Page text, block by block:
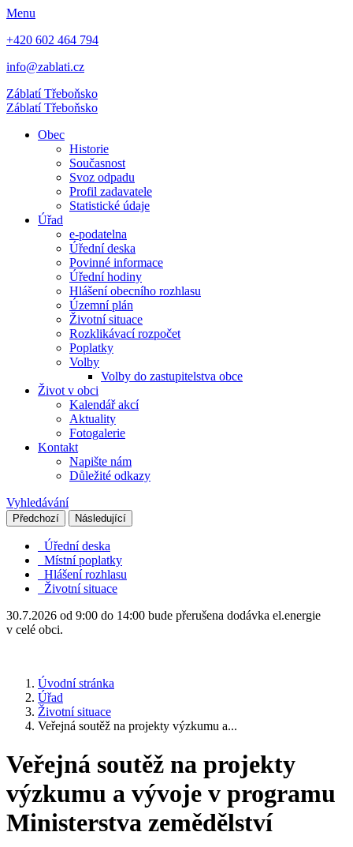
Menu
+420 602 464 794
info@zablati.cz
ZáblatíTřeboňsko
ZáblatíTřeboňsko
Obec
Historie
Současnost
Svoz odpadu
Profil zadavatele
Statistické údaje
Úřad
e-podatelna
Úřední deska
Povinné informace
Úřední hodiny
Hlášení obecního rozhlasu
Územní plán
Životní situace
Rozklikávací rozpočet
Poplatky
Volby
Volby do zastupitelstva obce
Život v obci
Kalendář akcí
Aktuality
Fotogalerie
Kontakt
Napište nám
Důležité odkazy
Vyhledávání
Předchozí Následující
Úřední deska
Místní poplatky
Hlášení rozhlasu
Životní situace
30.7.2026 od 9:00 do 14:00 bude přerušena dodávka el.energie
v celé obci.
Úvodní stránka
Úřad
Životní situace
Veřejná soutěž na projekty výzkumu a...
Veřejná soutěž na projekty
výzkumu a vývoje v programu
Ministerstva zemědělství